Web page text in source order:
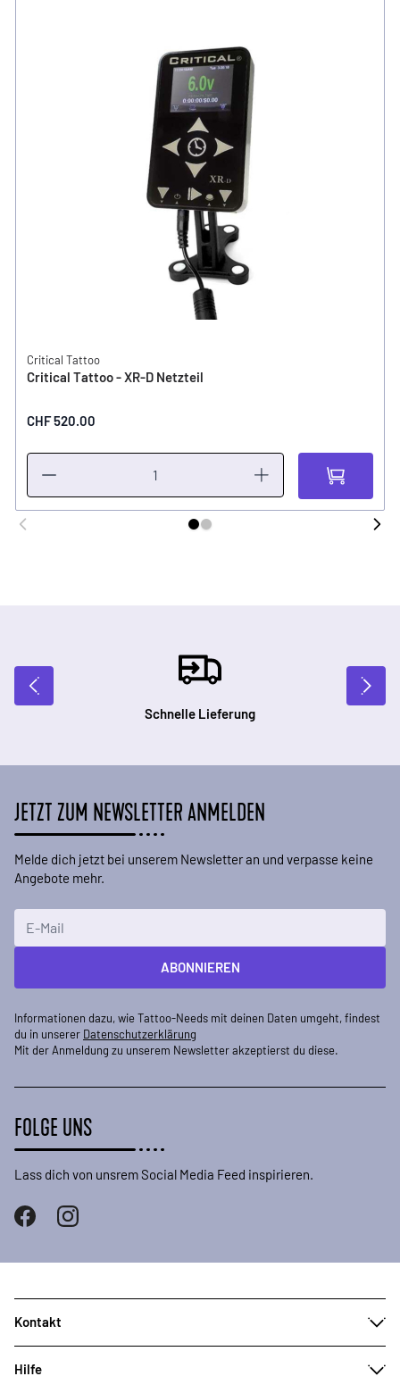
Critical Tattoo
Critical Tattoo - XR-D Netzteil
CHF 520.00
Schnelle Lieferung
JETZT ZUM NEWSLETTER ANMELDEN
Melde dich jetzt bei unserem Newsletter an und verpasse keine
Angebote mehr.
ABONNIEREN
Informationen dazu, wie Tattoo-Needs mit deinen Daten umgeht, findest
du in unserer Datenschutzerklärung
Mit der Anmeldung zu unserem Newsletter akzeptierst du diese.
FOLGE UNS
Lass dich von unsrem Social Media Feed inspirieren.
Kontakt
Hilfe